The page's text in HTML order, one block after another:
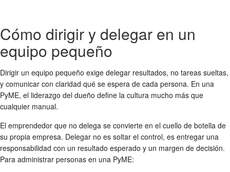
Cómo dirigir y delegar en un
equipo pequeño
Dirigir un equipo pequeño exige delegar resultados, no tareas sueltas,
y comunicar con claridad qué se espera de cada persona. En una
PyME, el liderazgo del dueño define la cultura mucho más que
cualquier manual.
El emprendedor que no delega se convierte en el cuello de botella de
su propia empresa. Delegar no es soltar el control, es entregar una
responsabilidad con un resultado esperado y un margen de decisión.
Para administrar personas en una PyME: